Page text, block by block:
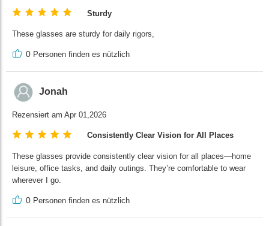
Sturdy
These glasses are sturdy for daily rigors,
0 Personen finden es nützlich
Jonah
Rezensiert am Apr 01,2026
Consistently Clear Vision for All Places
These glasses provide consistently clear vision for all places—home
leisure, office tasks, and daily outings. They’re comfortable to wear
wherever I go.
0 Personen finden es nützlich